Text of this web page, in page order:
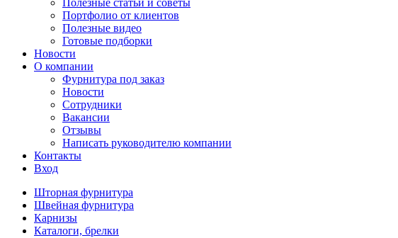
Полезные статьи и советы
Портфолио от клиентов
Полезные видео
Готовые подборки
Новости
О компании
Фурнитура под заказ
Новости
Сотрудники
Вакансии
Отзывы
Написать руководителю компании
Контакты
Вход
Шторная фурнитура
Швейная фурнитура
Карнизы
Каталоги, брелки